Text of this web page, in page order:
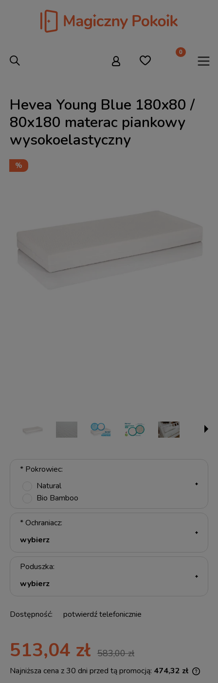
Hevea Young Blue 180x80 /
80x180 materac piankowy
wysokoelastyczny
* Pokrowiec:
Natural
Bio Bamboo
*Ochraniacz:
Poduszka:
Dostępność: potwierdź telefonicznie
513,04 zł 583,00 zł
Najniższa cena z 30 dni przed tą promocją: 474,32 zł